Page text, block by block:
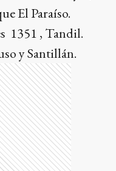
El Paraíso.
1351 , Tandil.
y Santillán.